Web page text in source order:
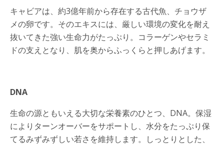
キャビアは、約3億年前から存在する古代魚、チョウザ
メの卵です。そのエキスには、厳しい環境の変化を耐え
抜いてきた強い生命力がたっぷり。コラーゲンやセラミ
ドの支えとなり、肌を奥からふっくらと押しあげます。
DNA
生命の源ともいえる大切な栄養素のひとつ、DNA。保湿
によりターンオーバーをサポートし、水分をたっぷり保
てるみずみずしい若さを維持します。しっとりとした、